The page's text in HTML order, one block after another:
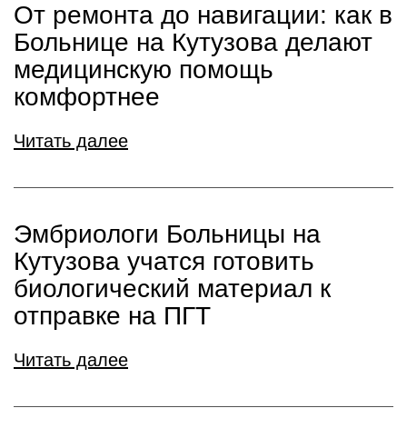
От ремонта до навигации: как в
Больнице на Кутузова делают
медицинскую помощь
комфортнее
Читать далее
Эмбриологи Больницы на
Кутузова учатся готовить
биологический материал к
отправке на ПГТ
Читать далее